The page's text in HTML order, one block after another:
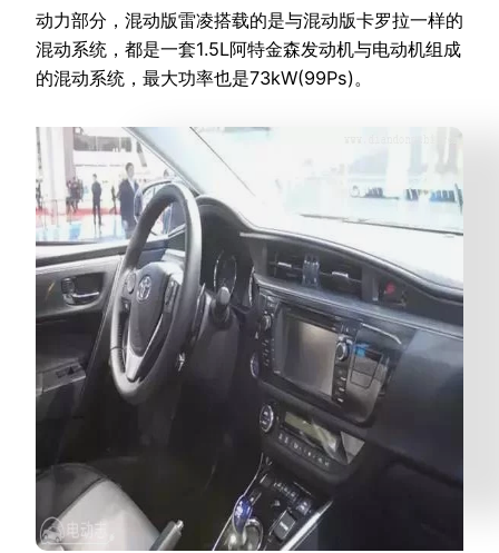
动力部分，混动版雷凌搭载的是与混动版卡罗拉一样的
混动系统，都是一套1.5L阿特金森发动机与电动机组成
的混动系统，最大功率也是73kW(99Ps)。